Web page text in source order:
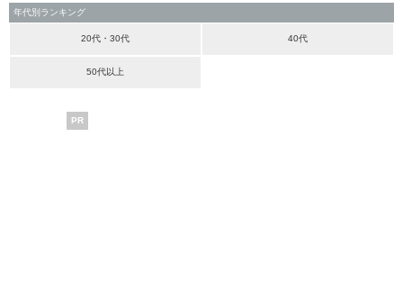
年代別ランキング
20代・30代 40代
50代以上
PR